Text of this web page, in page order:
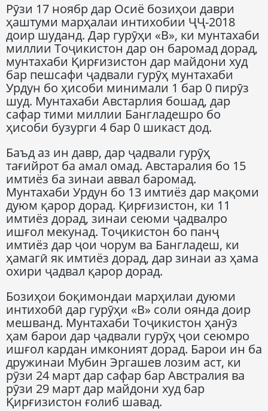
Рӯзи 17 ноябр дар Осиё бозиҳои даври
ҳаштуми марҳалаи интихобии ҶҶ-2018
доир шуданд. Дар гурӯҳи «В», ки мунтахаби
миллии Тоҷикистон дар он баромад дорад,
мунтахаби Қирғизистон дар майдони худ
бар пешсафи ҷадвали гурӯҳ мунтахаби
Урдун бо ҳисоби минимали 1 бар 0 пирӯз
шуд. Мунтахаби Австарлия бошад, дар
сафар тими миллии Бангладешро бо
ҳисоби бузурги 4 бар 0 шикаст дод.
Баъд аз ин давр, дар ҷадвали гурӯҳ
тағийрот ба амал омад. Австаралия бо 15
имтиёз ба зинаи аввал баромад.
Мунтахаби Урдун бо 13 имтиёз дар мақоми
дуюм қарор дорад. Қирғизистон, ки 11
имтиёз дорад, зинаи сеюми ҷадвалро
ишғол мекунад. Тоҷикистон бо панҷ
имтиёз дар ҷои чорум ва Бангладеш, ки
ҳамагӣ як имтиёз дорад, дар зинаи аз ҳама
охири ҷадвал қарор дорад.
Бозиҳои боқимондаи марҳилаи дуюми
интихобӣ дар гурӯҳи «В» соли оянда доир
мешванд. Мунтахаби Тоҷикистон ҳанӯз
ҳам барои дар ҷадвали гурӯҳ ҷои сеюмро
ишғол кардан имконият дорад. Барои ин ба
дружинаи Мубин Эргашев лозим аст, ки
рӯзи 24 март дар сафар бар Австралия ва
рӯзи 29 март дар майдони худ бар
Қирғизистон ғолиб шавад.